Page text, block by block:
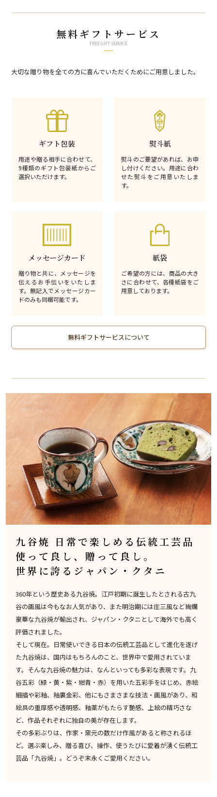
無料ギフトサービス
FREE GIFT SERVICE
大切な贈り物を全ての方に喜んでいただくためにご用意しました。
ギフト包装
用途や贈る相手に合わせて、
9種類のギフト包装紙からご
選択いただけます。
熨斗紙
熨斗のご要望があれば、お申
し付けください。用途に合わ
せた熨斗をご用意いたしま
す。
メッセージカード
贈り物と共に、メッセージを
伝えるお手伝いをいたしま
す。無記入でメッセージカー
ドのみも同梱可能です。
紙袋
ご希望の方には、商品の大き
さに合わせて、各種紙袋をご
用意しております。
無料ギフトサービスについて
九谷焼 日常で楽しめる伝統工芸品
使って良し、贈って良し。
世界に誇るジャパン・クタニ
360年という歴史ある九谷焼。江戸初期に誕生したとされる古九
谷の画風は今もなお人気があり、また明治期には庄三風など絢爛
豪華な九谷焼が輸出され、ジャパン・クタニとして海外でも高く
評価されました。
そして現在。日常使いできる日本の伝統工芸品として進化を遂げ
た九谷焼は、国内はもちろんのこと、世界中で愛用されていま
す。そんな九谷焼の魅力は、なんといっても多彩な表現です。九
谷五彩（緑・黄・紫・紺青・赤）を用いた五彩手をはじめ、赤絵
細描や彩釉、釉裏金彩、他にもさまさまな技法・画風があり、和
絵具の重厚感や透明感、釉薬がもたらす艶感、上絵の精巧さな
ど、作品それぞれに独自の美が存在します。
その多彩ぶりは、作家・窯元の数だけ作風があると称されるほ
ど。選ぶ楽しみ、贈る喜び、操作、使うたびに愛着が湧く伝統工
芸品「九谷焼」。どうぞ末永くご愛用ください。